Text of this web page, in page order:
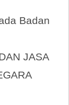
Badan
JASA